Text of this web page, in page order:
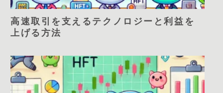
高速取引を支えるテクノロジーと利益を
上げる方法